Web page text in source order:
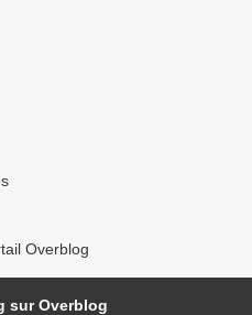
Overblog
sur Overblog